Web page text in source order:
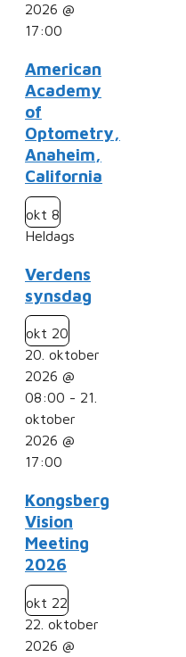
2026 @
17:00
American
Academy
of
Optometry,
Anaheim,
California
okt 8
Heldags
Verdens
synsdag
okt 20
20. oktober
2026 @
08:00 - 21.
oktober
2026 @
17:00
Kongsberg
Vision
Meeting
2026
okt 22
22. oktober
2026 @